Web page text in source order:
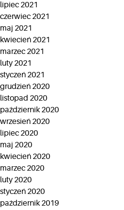
lipiec 2021
czerwiec 2021
maj 2021
kwiecień 2021
marzec 2021
luty 2021
styczeń 2021
grudzień 2020
listopad 2020
październik 2020
wrzesień 2020
lipiec 2020
maj 2020
kwiecień 2020
marzec 2020
luty 2020
styczeń 2020
październik 2019